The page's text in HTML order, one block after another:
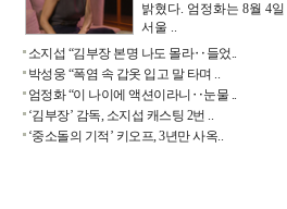
밝혔다. 엄정화는 8월 4일
서울 ..
소지섭 “김부장 본명 나도 몰라‥들었..
박성웅 “폭염 속 갑옷 입고 말 타며 ..
엄정화 “이 나이에 액션이라니‥눈물 ..
‘김부장’ 감독, 소지섭 캐스팅 2번 ..
‘중소돌의 기적’ 키오프, 3년만 사옥..